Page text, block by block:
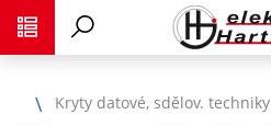
Kryty datové, sdělov. techniky